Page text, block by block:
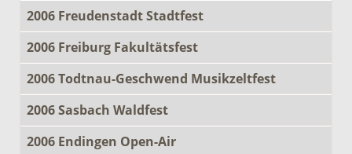
2006 Freudenstadt Stadtfest
2006 Freiburg Fakultätsfest
2006 Todtnau-Geschwend Musikzeltfest
2006 Sasbach Waldfest
2006 Endingen Open-Air